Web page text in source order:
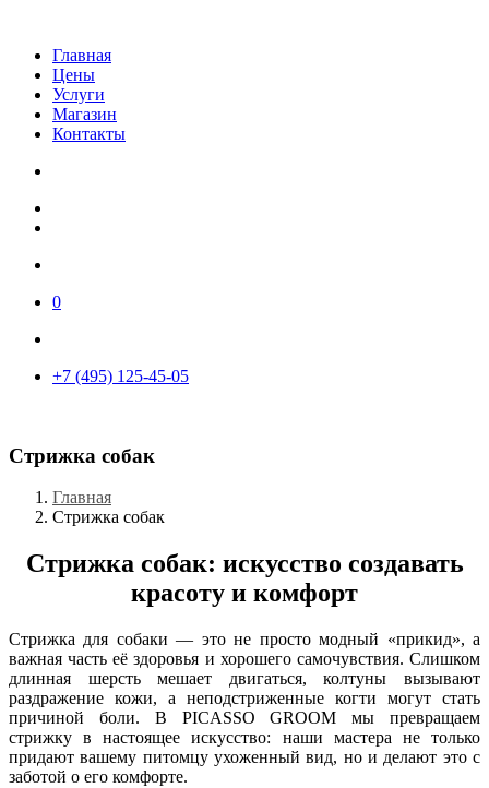
Главная
Цены
Услуги
Магазин
Контакты
0
+7 (495) 125-45-05
Стрижка собак
Главная
Стрижка собак
Стрижка собак: искусство создавать
красоту и комфорт
Стрижка для собаки — это не просто модный «прикид», а
важная часть её здоровья и хорошего самочувствия. Слишком
длинная шерсть мешает двигаться, колтуны вызывают
раздражение кожи, а неподстриженные когти могут стать
причиной боли. В PICASSO GROOM мы превращаем
стрижку в настоящее искусство: наши мастера не только
придают вашему питомцу ухоженный вид, но и делают это с
заботой о его комфорте.